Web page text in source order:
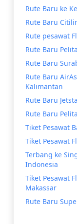
Rute Baru ke
Rute Baru
Rute pesawat
Rute Baru
Rute Baru
Rute Baru
Kalimantan
Rute Baru
Rute Baru
Tiket Pesawat
Tiket Pesawat
Terbang ke
Indonesia
Tiket Pesawat
Makassar
Rute Baru